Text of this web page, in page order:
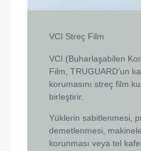
VCI Streç Film
VCI (Buharlaşabilen
Film, TRUGUARD’un
korumasını streç film
birleştirir.
Yüklerin sabitlenmesi,
demetlenmesi,
korunması veya tel